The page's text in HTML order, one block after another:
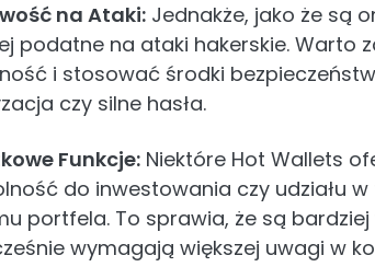
na Ataki: Jednakże, jako że są
podatne na ataki hakerskie. Warto
i stosować środki
czy silne hasła.
Funkcje: Niektóre Hot Wallets
do inwestowania czy udziału w
portfela. To sprawia, że są
wymagają większej uwagi w